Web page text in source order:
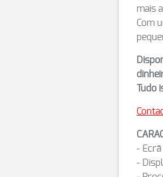
mais
Com
- Ecrã
-